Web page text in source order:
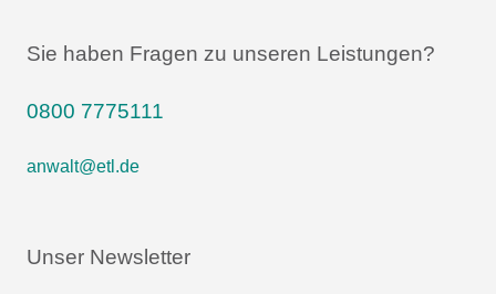
Sie haben Fragen zu unseren Leistungen?
0800 7775111
anwalt@etl.de
Unser Newsletter